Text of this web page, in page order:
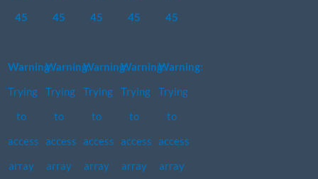
45
Warning:
Trying
to
access
array
45
Warning:
Trying
to
access
array
45
Warning:
Trying
to
access
array
45
Warning:
Trying
to
access
array
45
Warning:
Trying
to
access
array